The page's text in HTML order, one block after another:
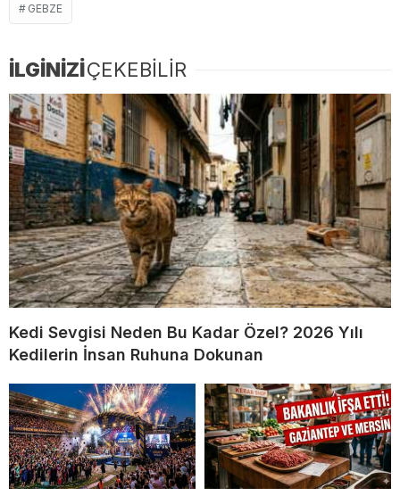
GEBZE
İLGİNİZİÇEKEBİLİR
Kedi Sevgisi Neden Bu Kadar Özel? 2026 Yılı
Kedilerin İnsan Ruhuna Dokunan